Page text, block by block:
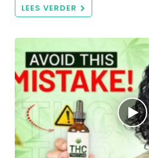
LEES VERDER